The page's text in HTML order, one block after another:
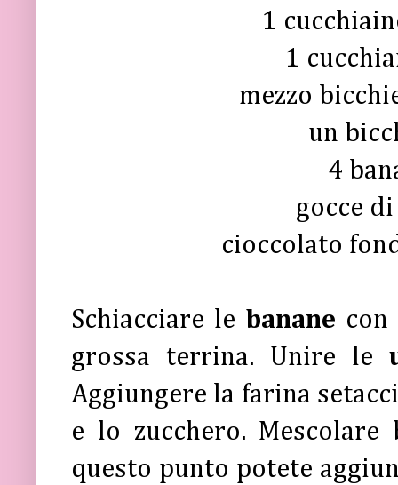
1
1
mezzo
un
4
gocce
cioccolato
Schiacciare le banane
grossa terrina. Unire le
Aggiungere la farina
e lo zucchero. Mescolare
questo punto potete